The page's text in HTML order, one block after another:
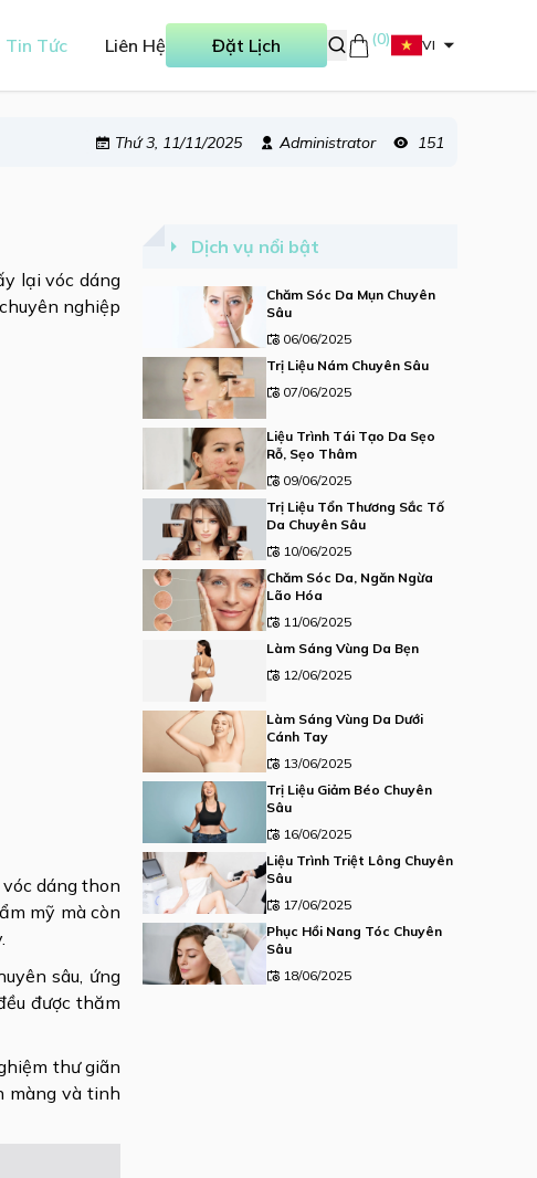
Tin Tức Liên Hệ Đặt Lịch (0) VI
Thứ 3, 11/11/2025 Administrator 151
lại vóc dáng
nghiệp
dáng thon
mỹ mà còn
sâu, ứng
được thăm
thư giãn
màng và tinh
Dịch vụ nổi bật
Chăm Sóc Da Mụn Chuyên
Sâu
06/06/2025
Trị Liệu Nám Chuyên Sâu
07/06/2025
Liệu Trình Tái Tạo Da Sẹo
Rỗ, Sẹo Thâm
09/06/2025
Trị Liệu Tổn Thương Sắc Tố
Da Chuyên Sâu
10/06/2025
Chăm Sóc Da, Ngăn Ngừa
Lão Hóa
11/06/2025
Làm Sáng Vùng Da Bẹn
12/06/2025
Làm Sáng Vùng Da Dưới
Cánh Tay
13/06/2025
Trị Liệu Giảm Béo Chuyên
Sâu
16/06/2025
Liệu Trình Triệt Lông Chuyên
Sâu
17/06/2025
Phục Hồi Nang Tóc Chuyên
Sâu
18/06/2025